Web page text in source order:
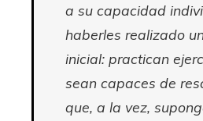
a su capacidad
haberles realizado
inicial: practican
sean capaces de
que, a la vez,